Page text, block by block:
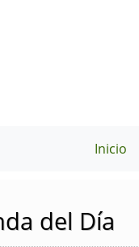
Inicio
del Día